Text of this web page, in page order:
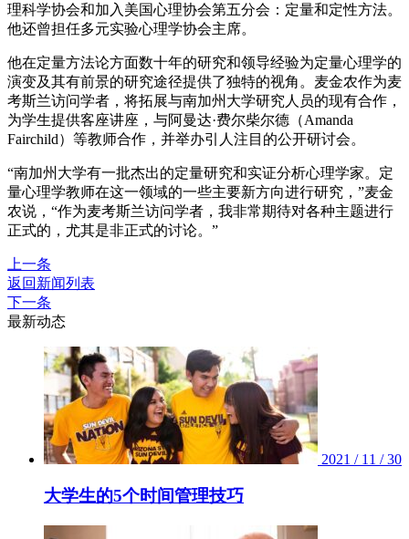
理科学协会和加入美国心理协会第五分会：定量和定性方法。
他还曾担任多元实验心理学协会主席。
他在定量方法论方面数十年的研究和领导经验为定量心理学的
演变及其有前景的研究途径提供了独特的视角。麦金农作为麦
考斯兰访问学者，将拓展与南加州大学研究人员的现有合作，
为学生提供客座讲座，与阿曼达·费尔柴尔德（Amanda
Fairchild）等教师合作，并举办引人注目的公开研讨会。
“南加州大学有一批杰出的定量研究和实证分析心理学家。定
量心理学教师在这一领域的一些主要新方向进行研究，”麦金
农说，“作为麦考斯兰访问学者，我非常期待对各种主题进行
正式的，尤其是非正式的讨论。”
上一条
返回新闻列表
下一条
最新动态
2021 / 11 / 30
大学生的5个时间管理技巧